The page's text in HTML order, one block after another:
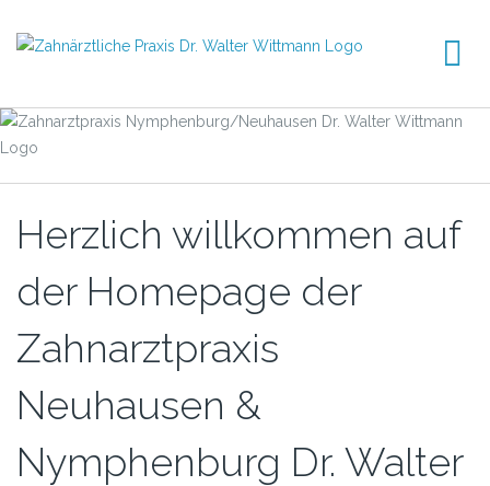
Herzlich willkommen auf
der Homepage der
Zahnarztpraxis
Neuhausen &
Nymphenburg Dr. Walter